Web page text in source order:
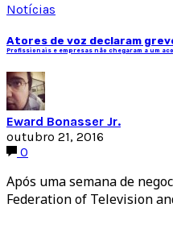
Notícias
Atores de voz declaram
Profissionais e empresas não chegaram a um
Eward Bonasser Jr.
outubro 21, 2016
0
Após uma semana de
Federation of Television